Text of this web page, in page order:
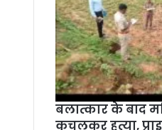
बलात्कार के बाद
कुचलकर हत्या,